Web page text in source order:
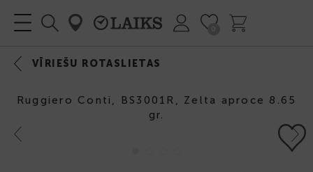
VĪRIEŠU ROTASLIETAS
Ruggiero Conti, BS3001R, Zelta aproce 8.65
gr.
Previous Next